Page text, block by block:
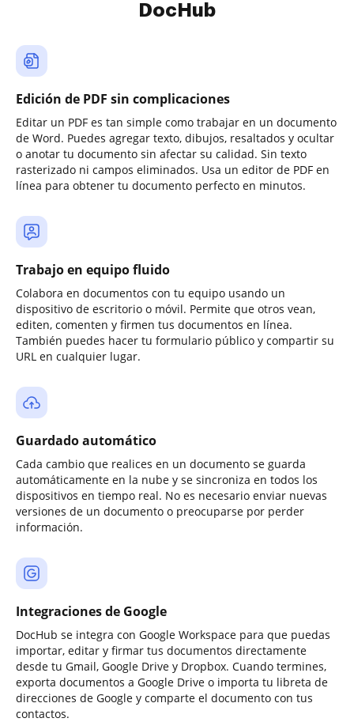
DocHub
Edición de PDF sin complicaciones
Editar un PDF es tan simple como trabajar en un documento
de Word. Puedes agregar texto, dibujos, resaltados y ocultar
o anotar tu documento sin afectar su calidad. Sin texto
rasterizado ni campos eliminados. Usa un editor de PDF en
línea para obtener tu documento perfecto en minutos.
Trabajo en equipo fluido
Colabora en documentos con tu equipo usando un
dispositivo de escritorio o móvil. Permite que otros vean,
editen, comenten y firmen tus documentos en línea.
También puedes hacer tu formulario público y compartir su
URL en cualquier lugar.
Guardado automático
Cada cambio que realices en un documento se guarda
automáticamente en la nube y se sincroniza en todos los
dispositivos en tiempo real. No es necesario enviar nuevas
versiones de un documento o preocuparse por perder
información.
Integraciones de Google
DocHub se integra con Google Workspace para que puedas
importar, editar y firmar tus documentos directamente
desde tu Gmail, Google Drive y Dropbox. Cuando termines,
exporta documentos a Google Drive o importa tu libreta de
direcciones de Google y comparte el documento con tus
contactos.